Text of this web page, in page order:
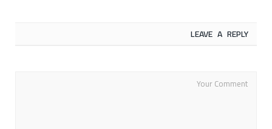
LEAVE A REPLY